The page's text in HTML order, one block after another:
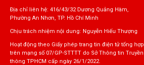
Địa chỉ liên hệ: 416/43/32 Dương Quảng Hàm,
Phường An Nhơn, TP. Hồ Chí Minh
Chịu trách nhiệm nội dung: Nguyễn Hiếu Thượng
Hoạt động theo Giấy phép trang tin điện tử tổng hợp
trên mạng số 07/GP-STTTT do Sở Thông tin Truyền
thông TPHCM cấp ngày 26/1/2022.